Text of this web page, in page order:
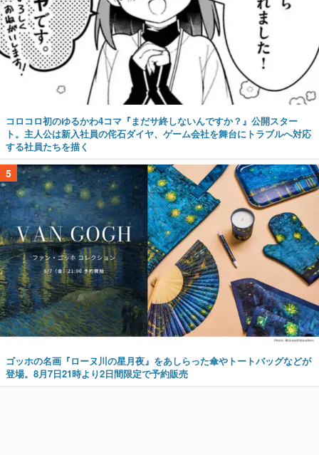
コロコロ初のゆるかわ4コマ『まだサ終しないんですか？』公開スター
ト。主人公は新入社員の侘石ダイヤ、ゲーム会社を舞台にトラブルへ対応
する社員たちを描く
5
ゴッホの名画『ローヌ川の星月夜』をあしらった傘やトートバッグなどが
登場。8月7日21時より2日間限定で予約販売